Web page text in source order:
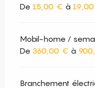
De 15,00 € à
Mobil-home /
De 360,00 € à
Branchement